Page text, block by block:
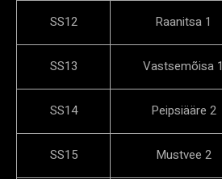
SS12
Raanitsa 1
SS13
Vastsemõisa 1
SS14
Peipsiääre 2
SS15
Mustvee 2